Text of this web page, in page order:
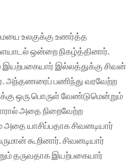
உலகுக்கு உணர்த்த
ஒன்றை நிகழ்த்தினார்.
இயற்பகையார் இல்லத்துக்கு சிவன்
அந்தணரைப் பணிந்து வரவேற்ற
ஒரு பொருள் வேண்டுமென்றும்
அதை நிறைவேற்ற
அதை யாசிப்பதாக சிவனடியார்
கூறினார். சிவனடியார்
தருவதாக இயற்பகையார்